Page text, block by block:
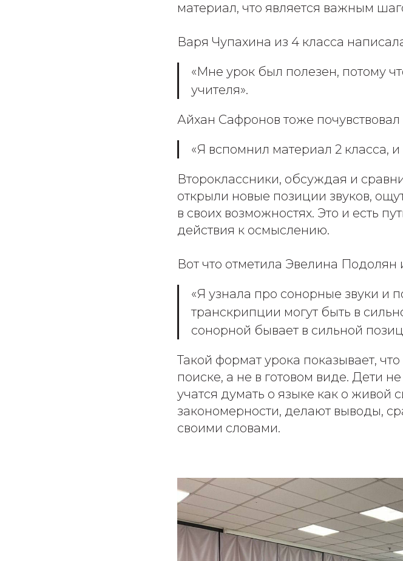
материал, что является важным
Варя Чупахина из 4 класса
«Мне урок был полезен, потому
учителя».
Айхан Сафронов тоже почувствовал
«Я вспомнил материал 2 класса,
Второклассники, обсуждая и
открыли новые позиции звуков,
в своих возможностях. Это и есть
действия к осмыслению.
Вот что отметила Эвелина Подолян
«Я узнала про сонорные звуки и
транскрипции могут быть в
сонорной бывает в сильной
Такой формат урока показывает,
поиске, а не в готовом виде. Дети
учатся думать о языке как о живой
закономерности, делают выводы,
своими словами.